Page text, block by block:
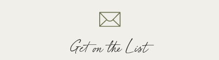
Get on the List